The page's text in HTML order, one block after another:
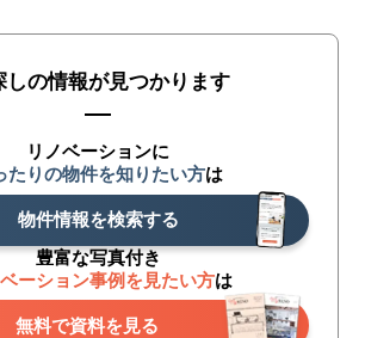
しの情報が見つかります
リノベーションに
たりの物件を知りたい方は
物件情報を検索する
豊富な写真付き
ーション事例を見たい方は
無料で資料を見る